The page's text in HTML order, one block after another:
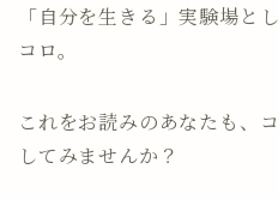
「自分を生きる」実験場と
コロ。
これをお読みのあなたも、
してみませんか？